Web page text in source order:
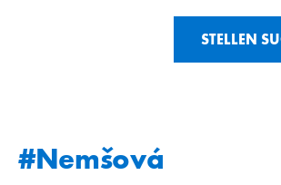
STELLEN
#Nemšová